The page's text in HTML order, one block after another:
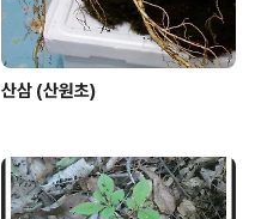
산삼 (산원초)